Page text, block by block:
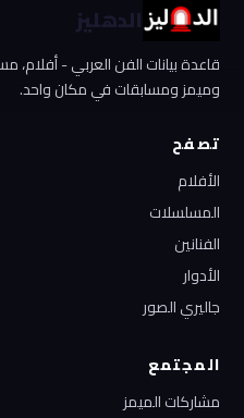
الدهليز
قاعدة بيانات الفن العربي - أفلام،
وميمز ومسابقات في مكان واحد.
تصفح
الأفلام
المسلسلات
الفنانين
الأدوار
جاليري الصور
المجتمع
مشاركات الميمز